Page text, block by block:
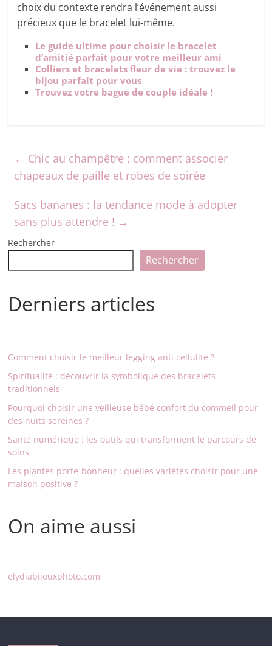
choix du contexte rendra l’événement aussi
précieux que le bracelet lui-même.
Le guide ultime pour choisir le bracelet
d’amitié parfait pour votre meilleur ami
Colliers et bracelets fleur de vie : trouvez le
bijou parfait pour vous
Trouvez votre bague de couple idéale !
← Chic au champêtre : comment associer
chapeaux de paille et robes de soirée
Sacs bananes : la tendance mode à adopter
sans plus attendre ! →
Rechercher
Rechercher
Derniers articles
Comment choisir le meilleur legging anti cellulite ?
Spiritualité : découvrir la symbolique des bracelets
traditionnels
Pourquoi choisir une veilleuse bébé confort du commeil pour
des nuits sereines ?
Santé numérique : les outils qui transforment le parcours de
soins
Les plantes porte-bonheur : quelles variétés choisir pour une
maison positive ?
On aime aussi
elydiabijouxphoto.com